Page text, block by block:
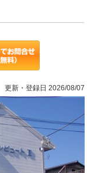
更新・登録日 2026/08/07